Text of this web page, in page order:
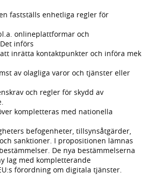
fastställs enhetliga regler för
onlineplattformar och
införs
inrätta kontaktpunkter och införa mek
av olagliga varor och tjänster eller
och regler för skydd av
kompletteras med nationella
befogenheter, tillsynsåtgärder,
sanktioner. I propositionen lämnas
De nya bestämmelserna
lag med kompletterande
förordning om digitala tjänster.